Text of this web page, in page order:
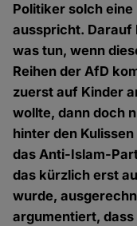
Politiker solch
ausspricht. Darauf
was tun, wenn
Reihen der AfD
zuerst auf Kinder
wollte, dann doch
hinter den
das Anti-Islam-
das kürzlich erst
wurde,
argumentiert,